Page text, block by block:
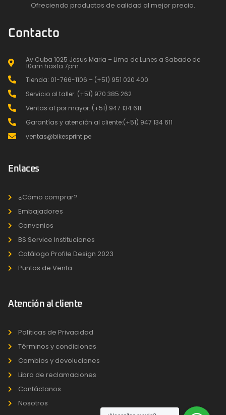
Ofreciendo productos de calidad al mejor precio.
Contacto
Av Cuba 1025 Jesus Maria – Lima de Lunes a Sabado de
10am hasta 7pm
Tienda: 01-766-1106 – (+51) 951 020 400
Servicio al taller: (+51) 970 385 262
Ventas al por mayor: (+51) 947 134 611
Garantías y atención al cliente:(+51) 947 134 611
ventas@bikesprint.pe
Enlaces
¿Cómo comprar?
Embajadores
Convenios
BS Service Instituciones
Catálogo Profile Design 2023
Puntos de Venta
Atención al cliente
Políticas de Privacidad
Términos y condiciones
Cambios y devoluciones
Libro de reclamaciones
Contáctanos
Nosotros